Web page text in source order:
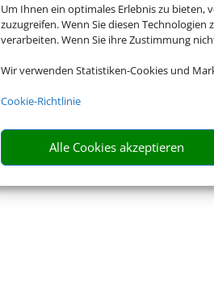
Um Ihnen ein optimales Erlebnis zu
zuzugreifen. Wenn Sie diesen
verarbeiten. Wenn Sie ihre Zustimmung
Wir verwenden Statistiken-Cookies und
Cookie-Richtlinie
Alle Cookies akzeptieren